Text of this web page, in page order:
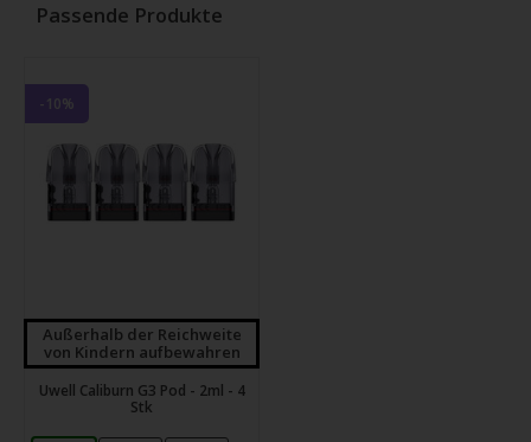
Passende Produkte
-10%
Außerhalb der Reichweite
von Kindern aufbewahren
Uwell Caliburn G3 Pod - 2ml - 4
Stk